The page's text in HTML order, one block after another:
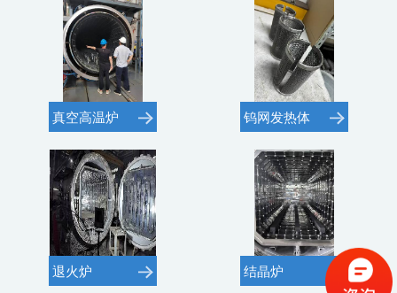
真空高温炉 钨网发热体
退火炉 结晶炉